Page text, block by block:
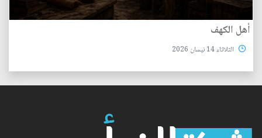
أهل الكهف
الثلاثاء 14 نيسان 2026